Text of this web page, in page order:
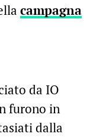
campagna
da IO
furono in
dalla